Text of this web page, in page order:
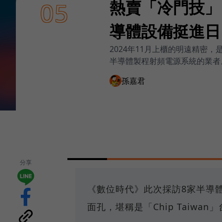
05
熱賣「冷門技
導體設備挺進
2024年11月上櫃的明遠精密，
半導體製程射頻電源系統的業
孫嘉君
分享
《數位時代》此次採訪8家半
面孔，堪稱是「Chip Taiwan」